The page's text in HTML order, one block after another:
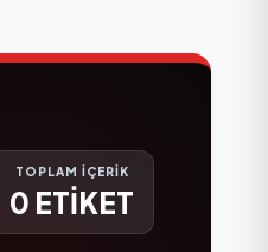
TOPLAM İÇERİK
0 ETİKET